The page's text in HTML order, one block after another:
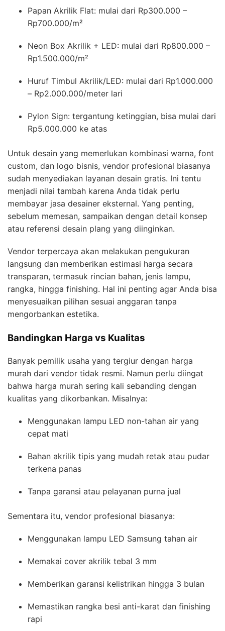
Papan Akrilik Flat: mulai dari Rp300.000 –
Rp700.000/m²
Neon Box Akrilik + LED: mulai dari Rp800.000 –
Rp1.500.000/m²
Huruf Timbul Akrilik/LED: mulai dari Rp1.000.000
– Rp2.000.000/meter lari
Pylon Sign: tergantung ketinggian, bisa mulai dari
Rp5.000.000 ke atas
Untuk desain yang memerlukan kombinasi warna, font
custom, dan logo bisnis, vendor profesional biasanya
sudah menyediakan layanan desain gratis. Ini tentu
menjadi nilai tambah karena Anda tidak perlu
membayar jasa desainer eksternal. Yang penting,
sebelum memesan, sampaikan dengan detail konsep
atau referensi desain plang yang diinginkan.
Vendor terpercaya akan melakukan pengukuran
langsung dan memberikan estimasi harga secara
transparan, termasuk rincian bahan, jenis lampu,
rangka, hingga finishing. Hal ini penting agar Anda bisa
menyesuaikan pilihan sesuai anggaran tanpa
mengorbankan estetika.
Bandingkan Harga vs Kualitas
Banyak pemilik usaha yang tergiur dengan harga
murah dari vendor tidak resmi. Namun perlu diingat
bahwa harga murah sering kali sebanding dengan
kualitas yang dikorbankan. Misalnya:
Menggunakan lampu LED non-tahan air yang
cepat mati
Bahan akrilik tipis yang mudah retak atau pudar
terkena panas
Tanpa garansi atau pelayanan purna jual
Sementara itu, vendor profesional biasanya:
Menggunakan lampu LED Samsung tahan air
Memakai cover akrilik tebal 3 mm
Memberikan garansi kelistrikan hingga 3 bulan
Memastikan rangka besi anti-karat dan finishing
rapi